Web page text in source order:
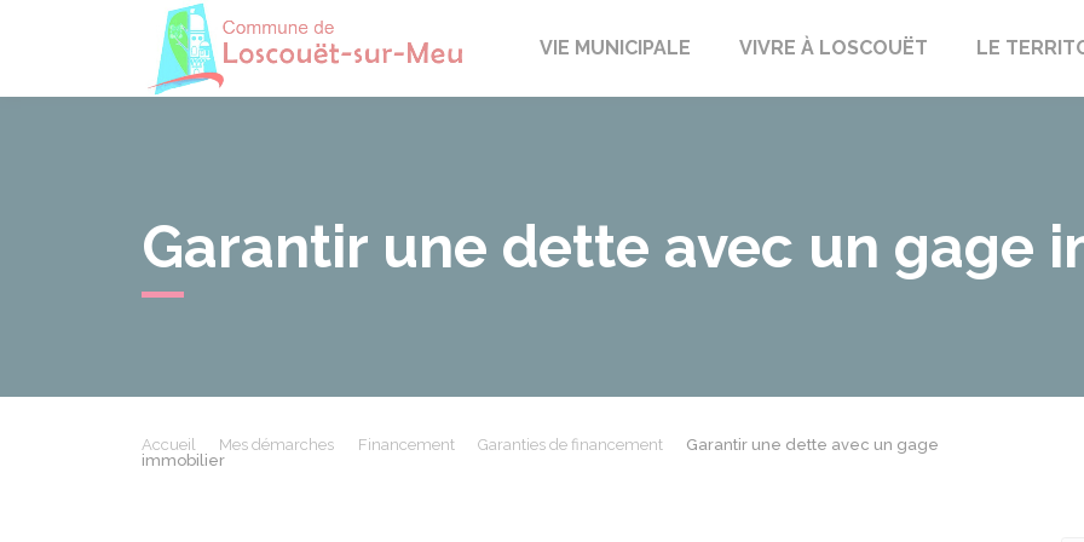
Loscouët-sur-Meu
VIE MUNICIPALE VIVRE À LOSCOUËT LE
Garantir une dette avec un gage
Accueil Mes démarches Financement Garanties de financement
Garantir une dette avec un gage
immobilier